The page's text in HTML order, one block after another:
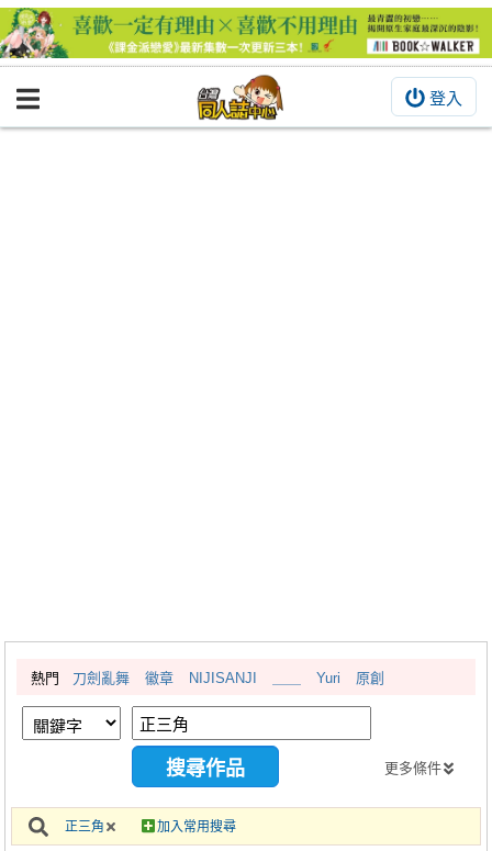
登入
BOOKY書集倉庫
繪圖藝廊
交流中心
攤位轉讓區
會員中心
註冊會員
熱門 刀劍亂舞 徽章 NIJISANJI Yuri 原創
更多條件
正三角 加入常用搜尋